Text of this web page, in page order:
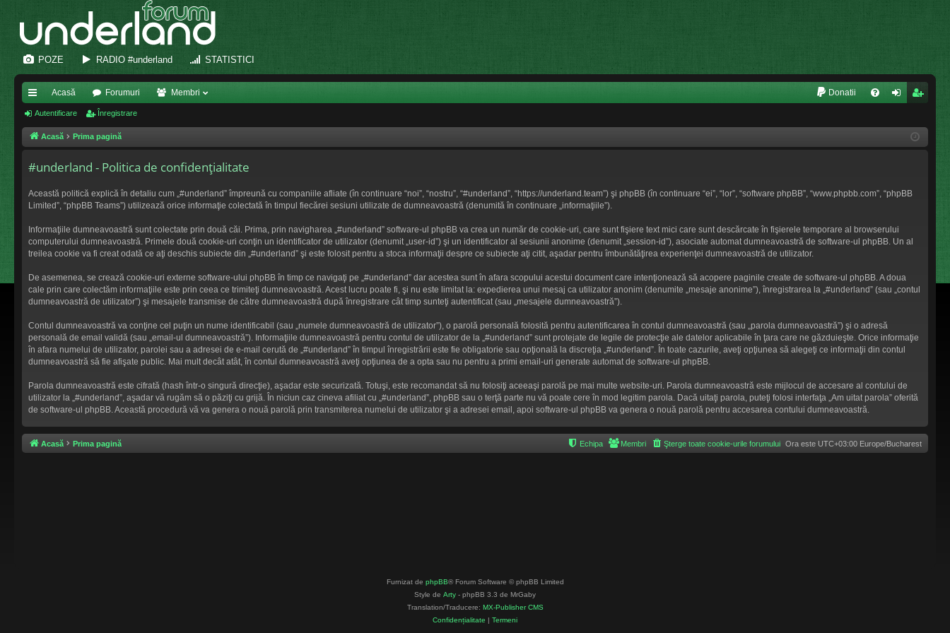
POZE RADIO #underland STATISTICI
eg
ăt
pi
Acasă Forumuri Membri Donatii
re
eg
Autentificare Înregistrare
Acasă Prima pagină
#underland - Politica de confidenţialitate
Această politică explică în detaliu cum „#underland” împreună cu companiile afliate (în continuare “noi”, “nostru”, “#underland”, “https://underland.team”) şi phpBB (în continuare “ei”, “lor”, “software phpBB”, “www.phpbb.com”, “phpBB
Limited”, “phpBB Teams”) utilizează orice informaţie colectată în timpul fiecărei sesiuni utilizate de dumneavoastră (denumită în continuare „informaţiile”).
Informaţiile dumneavoastră sunt colectate prin două căi. Prima, prin navigharea „#underland” software-ul phpBB va crea un număr de cookie-uri, care sunt fişiere text mici care sunt descărcate în fişierele temporare al browserului
computerului dumneavoastră. Primele două cookie-uri conţin un identificator de utilizator (denumit „user-id”) şi un identificator al sesiunii anonime (denumit „session-id”), asociate automat dumneavoastră de software-ul phpBB. Un al
treilea cookie va fi creat odată ce aţi deschis subiecte din „#underland” şi este folosit pentru a stoca informaţii despre ce subiecte aţi citit, aşadar pentru îmbunătăţirea experienţei dumneavoastră de utilizator.
De asemenea, se crează cookie-uri externe software-ului phpBB în timp ce navigaţi pe „#underland” dar acestea sunt în afara scopului acestui document care intenţionează să acopere paginile create de software-ul phpBB. A doua
cale prin care colectăm informaţiile este prin ceea ce trimiteţi dumneavoastră. Acest lucru poate fi, şi nu este limitat la: expedierea unui mesaj ca utilizator anonim (denumite „mesaje anonime”), înregistrarea la „#underland” (sau „contul
dumneavoastră de utilizator”) şi mesajele transmise de către dumneavoastră după înregistrare cât timp sunteţi autentificat (sau „mesajele dumneavoastră”).
Contul dumneavoastră va conţine cel puţin un nume identificabil (sau „numele dumneavoastră de utilizator”), o parolă personală folosită pentru autentificarea în contul dumneavoastră (sau „parola dumneavoastră”) şi o adresă
personală de email validă (sau „email-ul dumneavoastră”). Informaţiile dumneavoastră pentru contul de utilizator de la „#underland” sunt protejate de legile de protecţie ale datelor aplicabile în ţara care ne găzduieşte. Orice informaţie
în afara numelui de utilizator, parolei sau a adresei de e-mail cerută de „#underland” în timpul înregistrării este fie obligatorie sau opţională la discreţia „#underland”. În toate cazurile, aveţi opţiunea să alegeţi ce informaţii din contul
dumneavoastră să fie afişate public. Mai mult decât atât, în contul dumneavoastră aveţi opţiunea de a opta sau nu pentru a primi email-uri generate automat de software-ul phpBB.
Parola dumneavoastră este cifrată (hash într-o singură direcţie), aşadar este securizată. Totuşi, este recomandat să nu folosiţi aceeaşi parolă pe mai multe website-uri. Parola dumneavoastră este mijlocul de accesare al contului de
utilizator la „#underland”, aşadar vă rugăm să o păziţi cu grijă. În niciun caz cineva afiliat cu „#underland”, phpBB sau o terţă parte nu vă poate cere în mod legitim parola. Dacă uitaţi parola, puteţi folosi interfaţa „Am uitat parola” oferită
de software-ul phpBB. Această procedură vă va genera o nouă parolă prin transmiterea numelui de utilizator şi a adresei email, apoi software-ul phpBB va genera o nouă parolă pentru accesarea contului dumneavoastră.
Acasă Prima pagină Ora este UTC+03:00 Europe/Bucharest
Şterge toate cookie-urile forumului
Membri
Echipa
Furnizat de phpBB® Forum Software © phpBB Limited
Style de Arty - phpBB 3.3 de MrGaby
Translation/Traducere: MX-Publisher CMS
Confidențialitate | Termeni